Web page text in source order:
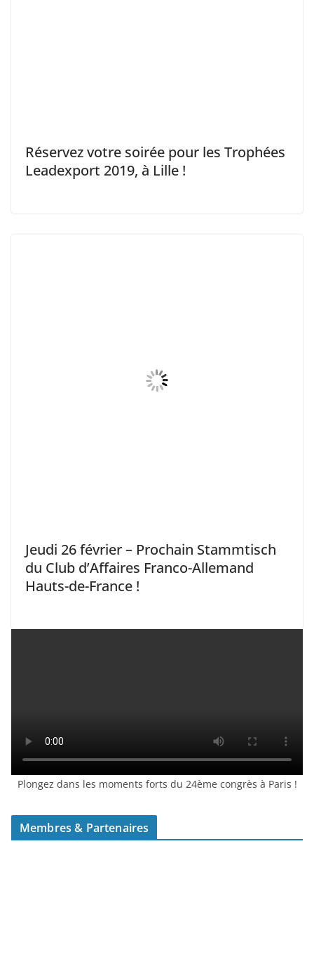
Réservez votre soirée pour les Trophées
Leadexport 2019, à Lille !
Jeudi 26 février – Prochain Stammtisch
du Club d’Affaires Franco-Allemand
Hauts-de-France !
Plongez dans les moments forts du 24ème congrès à Paris !
Membres & Partenaires